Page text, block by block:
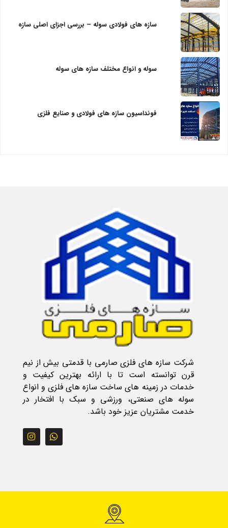
سازه‌ های فولادی سوله – بررسی اجزای اصلی سازه
سوله و انواع مختلف سازه های سوله
فونداسیون سازه های فولادی و صنایع فلزی
شرکت سازه های فلزی صارمی با قدمتی بیش از نیم
قرن توانسته است تا با ارائه بهترین کیفیت و
خدمات در زمینه های ساخت سازه های فلزی و انواع
سوله های صنعتی، ورزشی و سبک با افتخار در
خدمت مشتریان عزیز خود باشد.